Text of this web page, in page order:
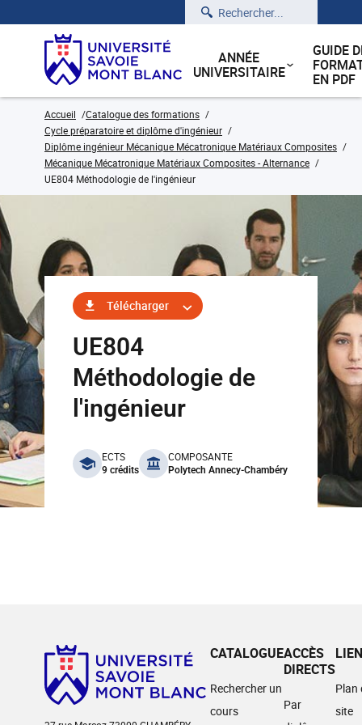
Rechercher
ANNÉE
UNIVERSITAIRE
GUIDE
EN PDF
Accueil
Catalogue des formations
Cycle préparatoire et diplôme d'ingénieur
Diplôme ingénieur Mécanique Mécatronique Matériaux Composites
Mécanique Mécatronique Matériaux Composites - Alternance
UE804 Méthodologie de l'ingénieur
Télécharger
UE804
Méthodologie de
l'ingénieur
benefits
ECTS
9 crédits
COMPOSANTE
Polytech Annecy-Chambéry
CATALOGUE
Rechercher un
cours
ACCÈS
DIRECTS
Par
Plan
site